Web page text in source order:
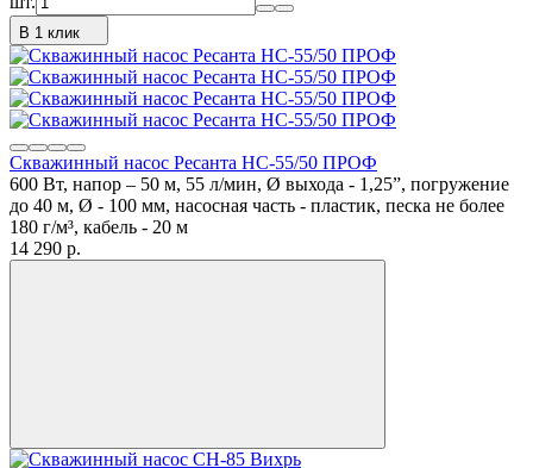
В 1 клик
Скважинный насос Ресанта НС-55/50 ПРОФ
600 Вт, напор – 50 м, 55 л/мин, Ø выхода - 1,25”, погружение
до 40 м, Ø - 100 мм, насосная часть - пластик, песка не более
180 г/м³, кабель - 20 м
14 290 p.